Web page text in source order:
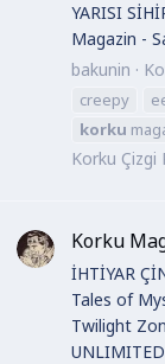
YARISI
Magazin -
bakunin
creepy
korku
Korku Çizgi
Korku
İHTİYAR
Tales of
Twilight